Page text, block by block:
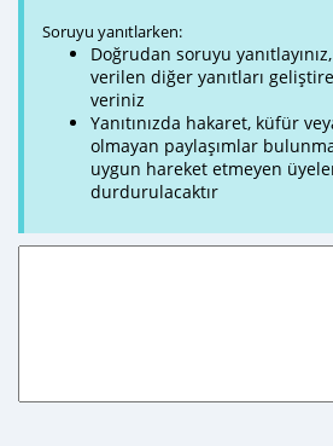
Soruyu yanıtlarken:
Doğrudan soruyu
verilen diğer yanıtları
veriniz
Yanıtınızda hakaret, küfür
olmayan paylaşımlar
uygun hareket etmeyen
durdurulacaktır